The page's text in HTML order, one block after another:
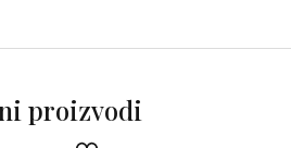
proizvodi